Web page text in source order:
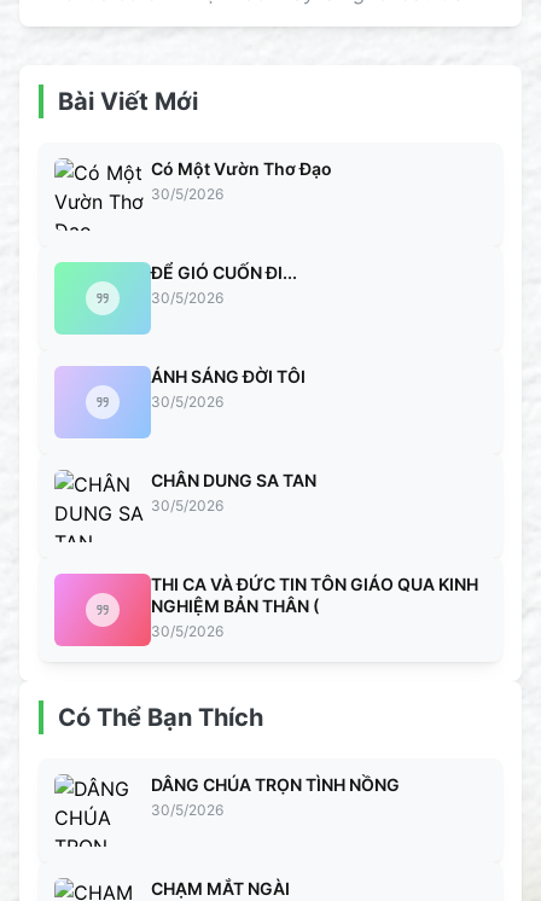
Bài Viết Mới
Có Một Vườn Thơ Đạo
30/5/2026
ĐỂ GIÓ CUỐN ĐI...
30/5/2026
ÁNH SÁNG ĐỜI TÔI
30/5/2026
CHÂN DUNG SA TAN
30/5/2026
THI CA VÀ ĐỨC TIN TÔN GIÁO QUA KINH
NGHIỆM BẢN THÂN (
30/5/2026
Có Thể Bạn Thích
DÂNG CHÚA TRỌN TÌNH NỒNG
30/5/2026
CHẠM MẮT NGÀI